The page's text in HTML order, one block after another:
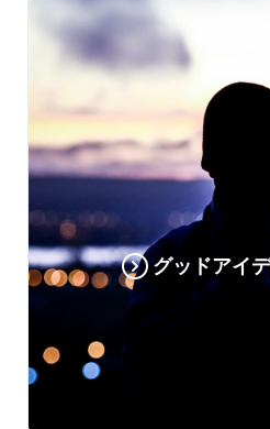
グッドアイ